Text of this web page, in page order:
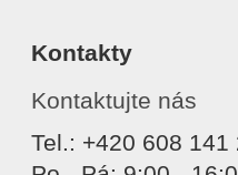
Kontakty
Kontaktujte nás
Tel.: +420 608 141